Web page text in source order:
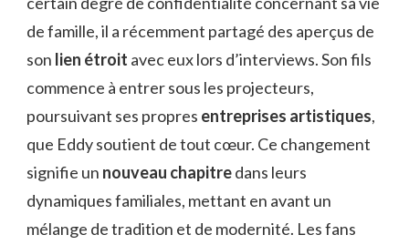
de famille, il a récemment partagé des aperçus de
son lien étroit avec eux lors d’interviews. Son fils
commence à entrer sous les projecteurs,
poursuivant ses propres entreprises artistiques,
que Eddy soutient de tout cœur. Ce changement
signifie un nouveau chapitredans leurs
dynamiques familiales, mettant en avant un
mélange de tradition et de modernité. Les fans